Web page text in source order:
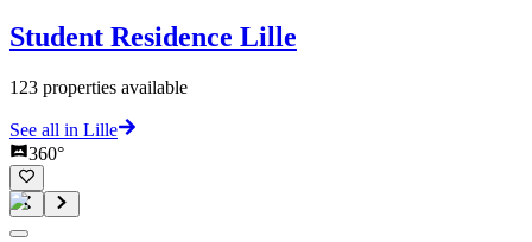
Student Residence Lille
123 properties available
See all in Lille
360°